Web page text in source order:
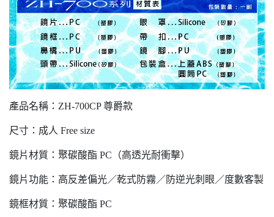
產品名稱：ZH-700CP 尊爵款
尺寸：成人 Free size
鏡片材質：聚碳酸酯 PC（高透光耐衝擊）
鏡片功能：高反差偏光／乾式防霧／防逆光刺眼／度數客製
鏡框材質：聚碳酸酯 PC